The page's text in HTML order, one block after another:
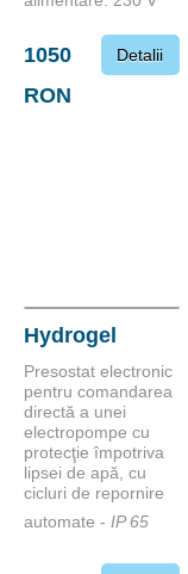
1050
RON
Detalii
Hydrogel
Presostat electronic
pentru comandarea
directă a unei
electropompe cu
protecţie împotriva
lipsei de apă, cu
cicluri de repornire
automate - IP 65